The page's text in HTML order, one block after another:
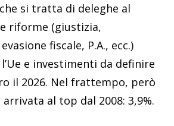
si tratta di deleghe al
riforme (giustizia,
fiscale, P.A., ecc.)
e investimenti da definire
il 2026. Nel frattempo, però
arrivata al top dal 2008: 3,9%.